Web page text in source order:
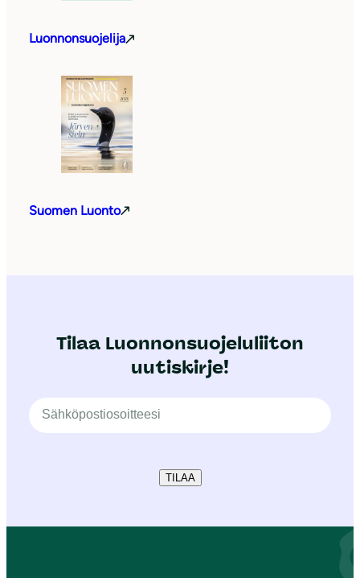
Luonnonsuojelija
Suomen Luonto
Tilaa Luonnonsuojeluliiton
uutiskirje!
TILAA